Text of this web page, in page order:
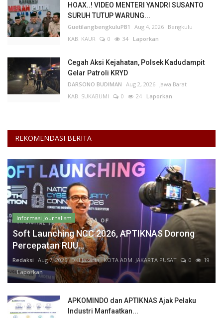
HOAX..! VIDEO MENTERI YANDRI SUSANTO
SURUH TUTUP WARUNG...
GuetilangbengkuluPB1 Aug 4, 2026 Bengkulu
KAB. KAUR
0 34 Laporkan
Cegah Aksi Kejahatan, Polsek Kadudampit
Gelar Patroli KRYD
DARSONO BUDIMAN Aug 2, 2026 Jawa Barat
KAB. SUKABUMI
0 24 Laporkan
REKOMENDASI BERITA
Informasi Journalism
Soft Launching NCC 2026, APTIKNAS Dorong
Percepatan RUU...
Redaksi Aug 7, 2026 DKI Jakarta KOTA ADM. JAKARTA PUSAT 0
19
Laporkan
APKOMINDO dan APTIKNAS Ajak Pelaku
Industri Manfaatkan...